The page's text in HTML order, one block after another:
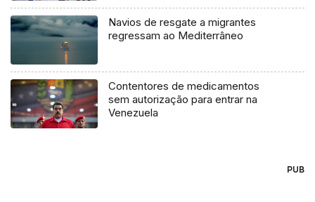
Navios de resgate a migrantes
regressam ao Mediterrâneo
Contentores de medicamentos
sem autorização para entrar na
Venezuela
PUB